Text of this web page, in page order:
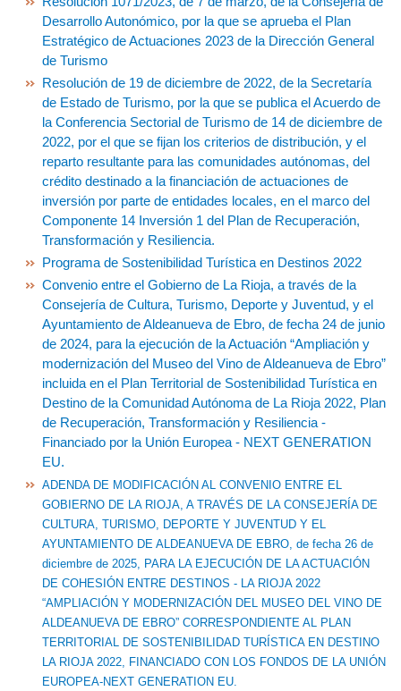
Desarrollo Autonómico, por la que se aprueba el Plan
Estratégico de Actuaciones 2023 de la Dirección General
de Turismo
Resolución de 19 de diciembre de 2022, de la Secretaría
de Estado de Turismo, por la que se publica el Acuerdo de
la Conferencia Sectorial de Turismo de 14 de diciembre de
2022, por el que se fijan los criterios de distribución, y el
reparto resultante para las comunidades autónomas, del
crédito destinado a la financiación de actuaciones de
inversión por parte de entidades locales, en el marco del
Componente 14 Inversión 1 del Plan de Recuperación,
Transformación y Resiliencia.
Programa de Sostenibilidad Turística en Destinos 2022
Convenio entre el Gobierno de La Rioja, a través de la
Consejería de Cultura, Turismo, Deporte y Juventud, y el
Ayuntamiento de Aldeanueva de Ebro, de fecha 24 de junio
de 2024, para la ejecución de la Actuación “Ampliación y
modernización del Museo del Vino de Aldeanueva de Ebro”
incluida en el Plan Territorial de Sostenibilidad Turística en
Destino de la Comunidad Autónoma de La Rioja 2022, Plan
de Recuperación, Transformación y Resiliencia -
Financiado por la Unión Europea - NEXT GENERATION
EU.
ADENDA DE MODIFICACIÓN AL CONVENIO ENTRE EL
GOBIERNO DE LA RIOJA, A TRAVÉS DE LA CONSEJERÍA DE
CULTURA, TURISMO, DEPORTE Y JUVENTUD Y EL
AYUNTAMIENTO DE ALDEANUEVA DE EBRO, de fecha 26 de
diciembre de 2025, PARA LA EJECUCIÓN DE LA ACTUACIÓN
DE COHESIÓN ENTRE DESTINOS - LA RIOJA 2022
“AMPLIACIÓN Y MODERNIZACIÓN DEL MUSEO DEL VINO DE
ALDEANUEVA DE EBRO” CORRESPONDIENTE AL PLAN
TERRITORIAL DE SOSTENIBILIDAD TURÍSTICA EN DESTINO
LA RIOJA 2022, FINANCIADO CON LOS FONDOS DE LA UNIÓN
EUROPEA-NEXT GENERATION EU.